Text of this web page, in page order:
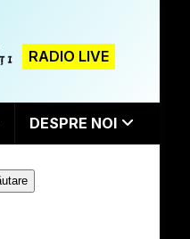
RADIO LIVE
DESPRE NOI